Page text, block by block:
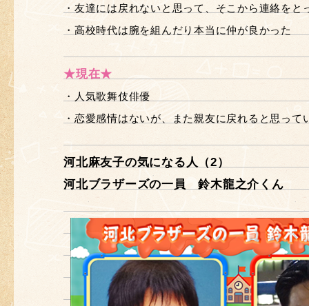
・友達には戻れないと思って、そこから連絡をと
・高校時代は腕を組んだり本当に仲が良かった
★現在★
・人気歌舞伎俳優
・恋愛感情はないが、また親友に戻れると思って
河北麻友子の気になる人（2）
河北ブラザーズの一員 鈴木龍之介くん